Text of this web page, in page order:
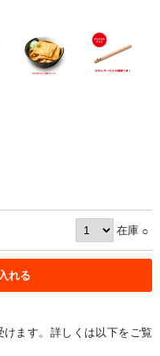
在庫 ○
れる
ます。詳しくは以下をご覧